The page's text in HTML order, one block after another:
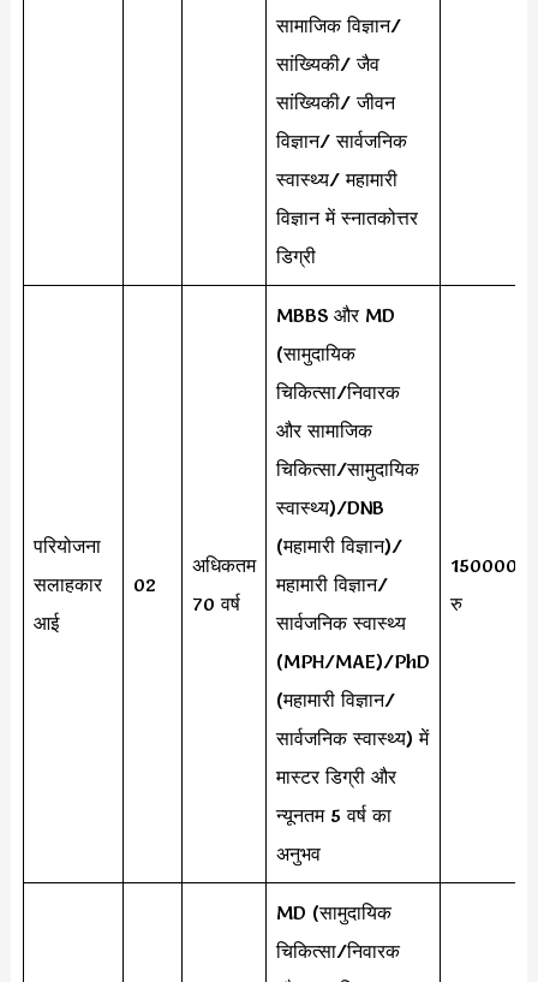
सामाजिक विज्ञान/
सांख्यिकी/ जैव
सांख्यिकी/ जीवन
विज्ञान/ सार्वजनिक
स्वास्थ्य/ महामारी
विज्ञान में स्नातकोत्तर
डिग्री
परियोजना
सलाहकार
आई
02
अधिकतम
70 वर्ष
MBBS और MD
(सामुदायिक
चिकित्सा/निवारक
और सामाजिक
चिकित्सा/सामुदायिक
स्वास्थ्य)/DNB
(महामारी विज्ञान)/
महामारी विज्ञान/
सार्वजनिक स्वास्थ्य
(MPH/MAE)/PhD
(महामारी विज्ञान/
सार्वजनिक स्वास्थ्य) में
मास्टर डिग्री और
न्यूनतम 5 वर्ष का
अनुभव
150000
रु
MD (सामुदायिक
चिकित्सा/निवारक